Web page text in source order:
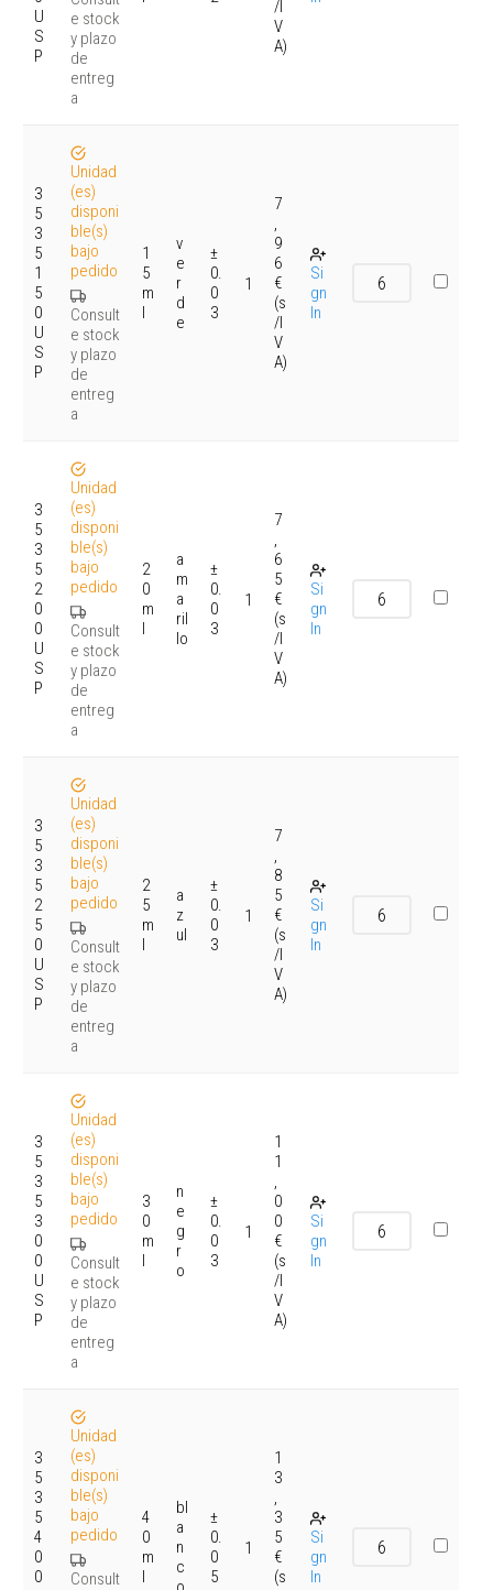
U
S
P
e stock
y plazo
de
entreg
a
/I
V
A)
3
5
3
5
1
5
0
U
S
P
Unidad
(es)
disponi
ble(s)
bajo
pedido
Consult
e stock
y plazo
de
entreg
a
1
5
m
l
v
e
r
d
e
±
0.
0
3
1
7
,
9
6
€
(s
/I
V
A)
Si
gn
In
3
5
3
5
2
0
0
U
S
P
Unidad
(es)
disponi
ble(s)
bajo
pedido
Consult
e stock
y plazo
de
entreg
a
2
0
m
l
a
m
a
ril
lo
±
0.
0
3
1
7
,
6
5
€
(s
/I
V
A)
Si
gn
In
3
5
3
5
2
5
0
U
S
P
Unidad
(es)
disponi
ble(s)
bajo
pedido
Consult
e stock
y plazo
de
entreg
a
2
5
m
l
a
z
ul
±
0.
0
3
1
7
,
8
5
€
(s
/I
V
A)
Si
gn
In
3
5
3
5
3
0
0
U
S
P
Unidad
(es)
disponi
ble(s)
bajo
pedido
Consult
e stock
y plazo
de
entreg
a
3
0
m
l
n
e
g
r
o
±
0.
0
3
1
1
1
,
0
0
€
(s
/I
V
A)
Si
gn
In
3
5
3
5
4
0
0
Unidad
(es)
disponi
ble(s)
bajo
pedido
Consult
4
0
m
l
bl
a
n
c
±
0.
0
5
1
1
3
,
3
5
€
(s
Si
gn
In